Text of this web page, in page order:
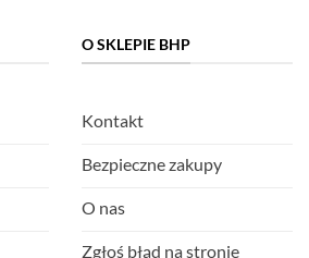
O SKLEPIE BHP
Kontakt
Bezpieczne zakupy
O nas
Zgłoś błąd na stronie